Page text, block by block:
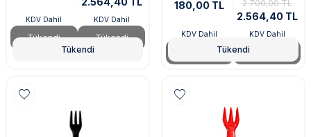
Tükendi
KDV Dahil
Tükendi
KDV Dahil
Tükendi
Tükendi
180,00 TL
KDV Dahil
2.700,00 TL
2.564,40 TL
KDV Dahil